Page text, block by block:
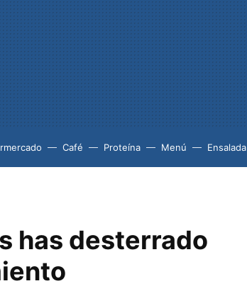
Café Proteína Menú Ensalada
has desterrado